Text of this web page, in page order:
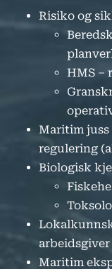
Risiko og
HMS –
Maritim juss
regulering
Biologisk
Maritim